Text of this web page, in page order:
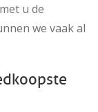
u de
we vaak al